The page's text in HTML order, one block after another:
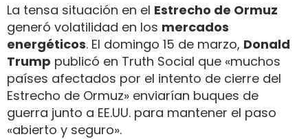
La tensa situación en el Estrecho de Ormuz
generó volatilidad en los mercados
energéticos. El domingo 15 de marzo, Donald
Trump publicó en Truth Social que «muchos
países afectados por el intento de cierre del
Estrecho de Ormuz» enviarían buques de
guerra junto a EE.UU. para mantener el paso
«abierto y seguro».